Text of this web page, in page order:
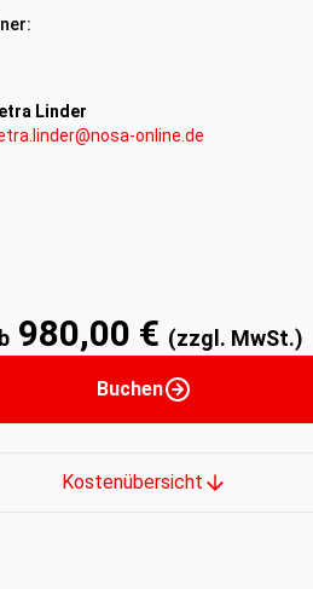
Linder
online.de
980,00 € (zzgl. MwSt.)
Buchen
Kostenübersicht